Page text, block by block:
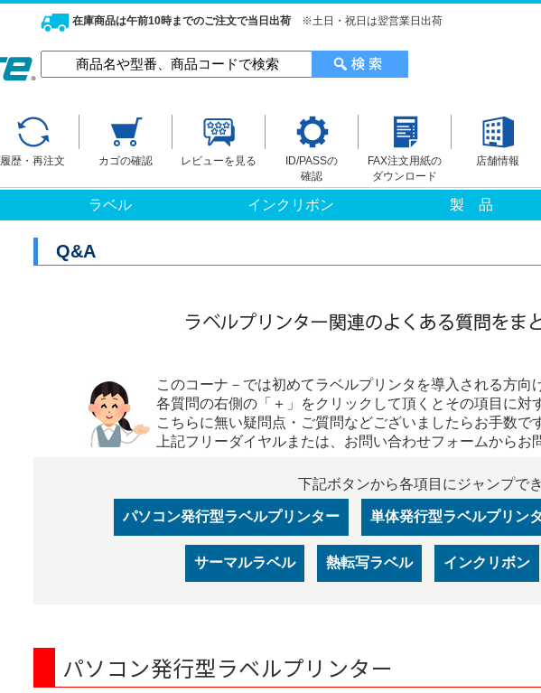
在庫商品は午前10時までのご注文で当日出荷 ※土日・祝日は翌営業日出荷
履歴・再注文 カゴの確認 レビューを見る
ID/PASSの
確認
FAX注文用紙の
ダウンロード
店舗情報
ラベル インクリボン 製 品
Q&A
このコーナ－では初めてラベルプリンタを導入される方
各質問の右側の「＋」をクリックして頂くとその項目に対
こちらに無い疑問点・ご質問などございましたらお手数で
上記フリーダイヤルまたは、お問い合わせフォームからお
下記ボタンから各項目にジャンプで
パソコン発行型ラベルプリンター 単体発行型ラベルプリン
サーマルラベル 熱転写ラベル インクリボン
パソコン発行型ラベルプリンター